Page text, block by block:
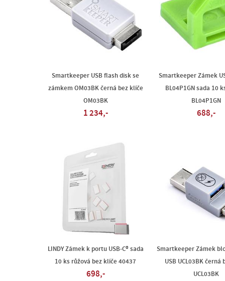
Smartkeeper USB flash disk se
zámkem OM03BK černá bez klíče
OM03BK
1 234,-
Smartkeeper Zámek
BL04P1GN sada 10
BL04P1GN
688,-
LINDY Zámek k portu USB-C® sada
10 ks růžová bez klíče 40437
698,-
Smartkeeper Zámek
USB UCL03BK černá
UCL03BK